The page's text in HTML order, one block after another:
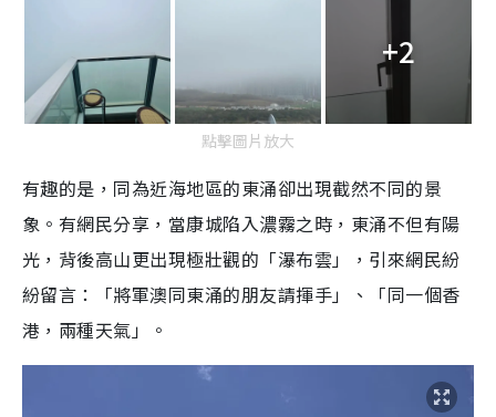
+2
點擊圖片放大
有趣的是，同為近海地區的東涌卻出現截然不同的景
象。有網民分享，當康城陷入濃霧之時，東涌不但有陽
光，背後高山更出現極壯觀的「瀑布雲」，引來網民紛
紛留言：「將軍澳同東涌的朋友請揮手」、「同一個香
港，兩種天氣」。